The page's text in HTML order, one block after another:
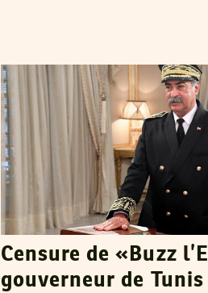
Censure de «Buzz
gouverneur de